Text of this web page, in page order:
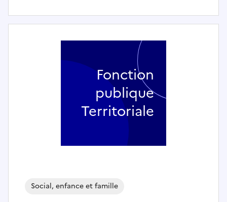
Social, enfance et famille
Fonction
publique
Territoriale